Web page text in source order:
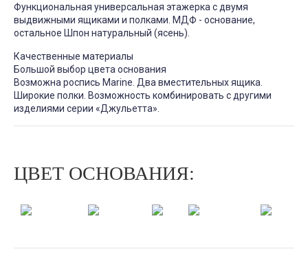
Функциональная универсальная этажерка с двумя
выдвижными ящиками и полками. МДФ - основание,
остальное Шпон натуральный (ясень).
Качественные материалы
Большой выбор цвета основания
Возможна роспись Marine. Два вместительных ящика.
Широкие полки. Возможность комбинировать с другими
изделиями серии «Джульетта».
ЦВЕТ ОСНОВАНИЯ: